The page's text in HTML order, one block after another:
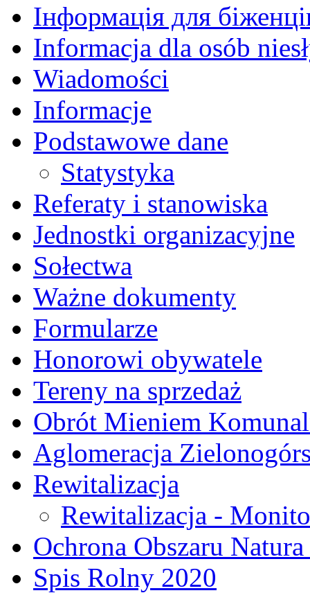
Інформація для
Informacja dla osób
Wiadomości
Informacje
Podstawowe dane
Statystyka
Referaty i stanowiska
Jednostki organizacyjne
Sołectwa
Ważne dokumenty
Formularze
Honorowi obywatele
Tereny na sprzedaż
Obrót Mieniem
Aglomeracja
Rewitalizacja
Rewitalizacja -
Ochrona Obszaru
Spis Rolny 2020